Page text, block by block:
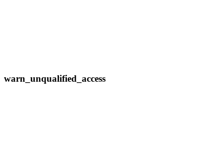
warn_unqualified_access